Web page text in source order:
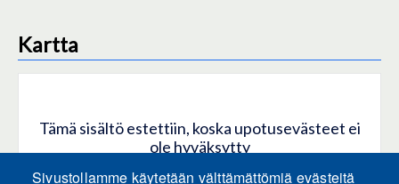
Kartta
Tämä sisältö estettiin, koska upotusevästeet ei
ole hyväksytty
Sivustollamme käytetään välttämättömiä evästeitä